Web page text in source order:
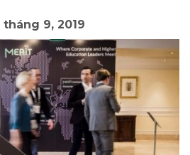
9, 2019